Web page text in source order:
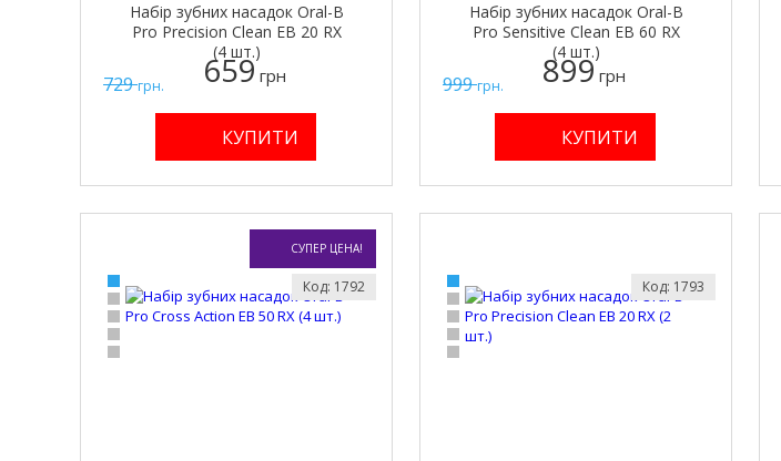
729грн.
Набір зубних насадок Oral-B
Pro Precision Clean EB 20 RX
(4 шт.)
659 грн 999грн.
Набір зубних насадок Oral-B
Pro Sensitive Clean EB 60 RX
(4 шт.)
899 грн
СУПЕР ЦЕНА!
Код: 1792 Код: 1793